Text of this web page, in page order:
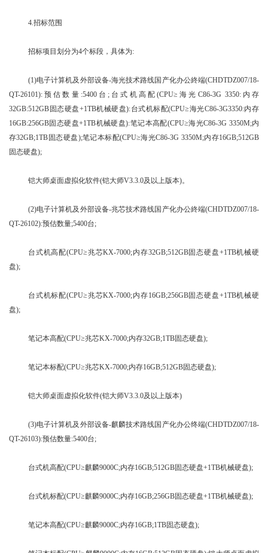
4.招标范围
招标项目划分为4个标段，具体为:
(1)电子计算机及外部设备-海光技术路线国产化办公終端(CHDTDZ007/18-
QT-26101):预估数量:5400台;台式机高配(CPU≥海光C86-3G 3350:内存
32GB:512GB固态硬盘+1TB机械硬盘):台式机标配(CPU≥海光C86-3G3350:内存
16GB:256GB固态硬盘+1TB机械硬盘):笔记本高配(CPU≥海光C86-3G 3350M;内
存32GB;1TB固态硬盘);笔记本标配(CPU≥海光C86-3G 3350M;内存16GB;512GB
固态硬盘);
铠大师桌面虚拟化软件(铠大师V3.3.0及以上版本)。
(2)电子计算机及外部设备-兆芯技术路线国产化办公終端(CHDTDZ007/18-
QT-26102):预估数量;5400台;
台式机高配(CPU≥兆芯KX-7000;内存32GB;512GB固态硬盘+1TB机械硬
盘);
台式机标配(CPU≥兆芯KX-7000;内存16GB;256GB固态硬盘+1TB机械硬
盘);
笔记本高配(CPU≥兆芯KX-7000;内存32GB;1TB固态硬盘);
笔记本标配(CPU≥兆芯KX-7000;内存16GB;512GB固态硬盘);
铠大师桌面虚拟化软件(铠大师V3.3.0及以上版本)
(3)电子计算机及外部设备-麒麟技术路线国产化办公终端(CHDTDZ007/18-
QT-26103):预估数量:5400台;
台式机高配(CPU≥麒麟9000C;内存16GB;512GB固态硬盘+1TB机械硬盘);
台式机标配(CPU≥麒麟9000C;内存16GB;256GB固态硬盘+1TB机械硬盘);
笔记本高配(CPU≥麒麟9000C;内存16GB;1TB固态硬盘);